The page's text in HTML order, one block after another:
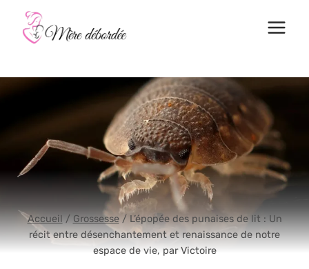
contenu
Accueil / Grossesse / L’épopée des punaises de lit : Un
récit entre désenchantement et renaissance de notre
espace de vie, par Victoire